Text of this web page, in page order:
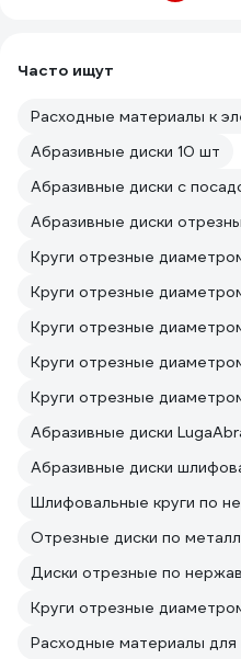
Часто ищут
Расходные материалы к
Абразивные диски 10 шт
Абразивные диски с
Абразивные диски
Круги отрезные
Круги отрезные
Круги отрезные
Круги отрезные
Круги отрезные
Абразивные диски
Абразивные диски
Шлифовальные круги по
Диски отрезные по
Круги отрезные
Расходные материалы